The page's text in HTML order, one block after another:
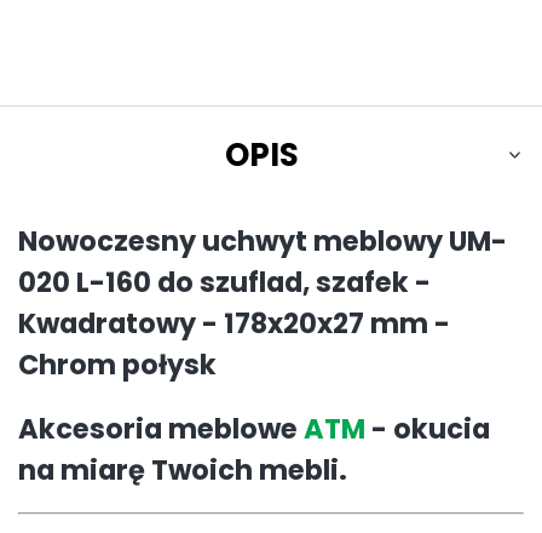
OPIS
Nowoczesny uchwyt meblowy UM-
020 L-160 do szuflad, szafek -
Kwadratowy - 178x20x27 mm -
Chrom połysk
Akcesoria mebloweATM - okucia
na miarę Twoich mebli.